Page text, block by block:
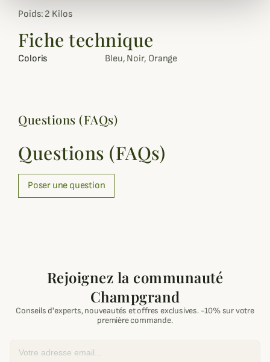
Poids: 2 Kilos
Fiche technique
Coloris Bleu, Noir, Orange
Questions (FAQs)
Questions (FAQs)
Poser une question
Rejoignez la communauté
Champgrand
Conseils d'experts, nouveautés et offres exclusives. -10% sur votre
première commande.